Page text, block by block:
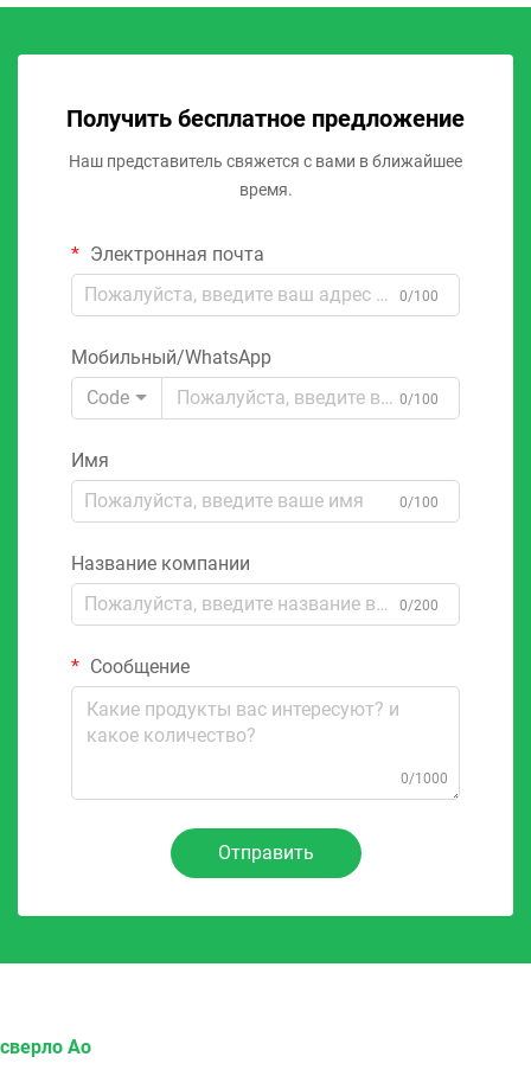
Получить бесплатное предложение
Наш представитель свяжется с вами в ближайшее
время.
Электронная почта
0/100
Мобильный/WhatsApp
Code
0/100
Имя
0/100
Название компании
0/200
Сообщение
0/1000
Отправить
сверло Ao